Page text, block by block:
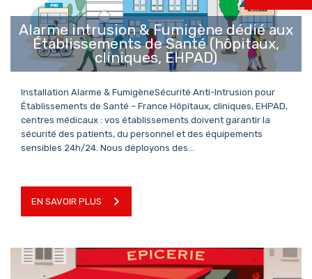
Alarme intrusion & Fumigène dédié aux
Établissements de Santé (hôpitaux,
cliniques, EHPAD)
Installation Alarme & FumigèneSécurité Anti-Intrusion pour
Établissements de Santé – France Hôpitaux, cliniques, EHPAD,
centres médicaux : vos établissements doivent garantir la
sécurité des patients, du personnel et des équipements
sensibles 24h/24. Nous déployons des…
EN SAVOIR PLUS